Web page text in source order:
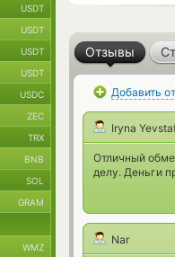
Отзывы
Добавить
Iryna
Отличный
делу. Деньги
Nar
USDT
USDT
USDT
USDT
USDC
ZEC
TRX
BNB
SOL
GRAM
WMZ